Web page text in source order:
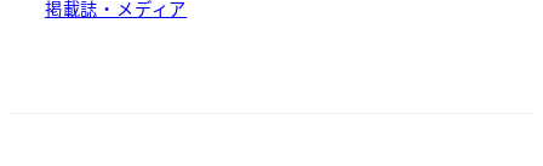
掲載誌・メディア